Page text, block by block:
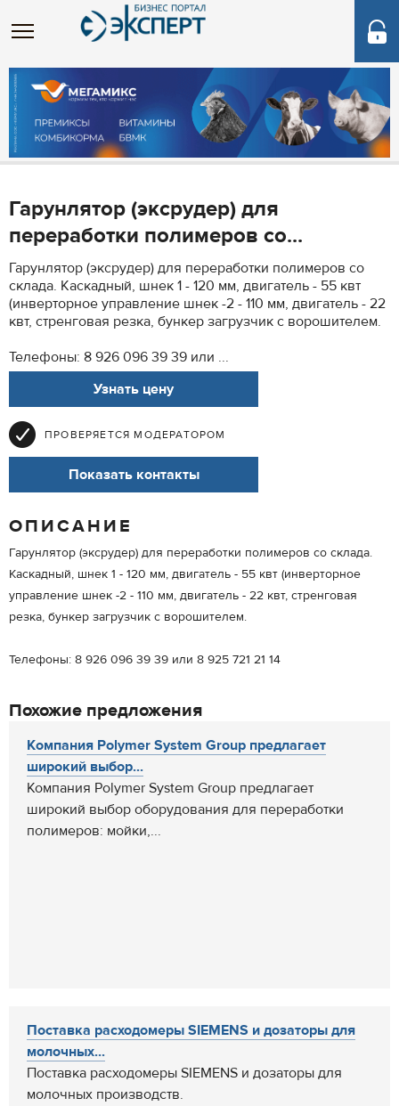
Гарунлятор (эксрудер) для
переработки полимеров со...
Гарунлятор (эксрудер) для переработки полимеров со
склада. Каскадный, шнек 1 - 120 мм, двигатель - 55 квт
(инверторное управление шнек -2 - 110 мм, двигатель - 22
квт, стренговая резка, бункер загрузчик с ворошителем.
Телефоны: 8 926 096 39 39 или ...
Узнать цену
ПРОВЕРЯЕТСЯ МОДЕРАТОРОМ
Показать контакты
ОПИСАНИЕ
Гарунлятор (эксрудер) для переработки полимеров со склада.
Каскадный, шнек 1 - 120 мм, двигатель - 55 квт (инверторное
управление шнек -2 - 110 мм, двигатель - 22 квт, стренговая
резка, бункер загрузчик с ворошителем.
Телефоны: 8 926 096 39 39 или 8 925 721 21 14
Похожие предложения
Компания Polymer Sуstem Group предлагает
широкий выбор...
Компания Polymer Sуstem Group предлагает
широкий выбор оборудования для переработки
полимеров: мойки,...
Поставка расходомеры SIEMENS и дозаторы для
молочных...
Поставка расходомеры SIEMENS и дозаторы для
молочных производств.